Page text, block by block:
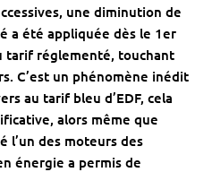
une diminution de
a été appliquée dès le 1er
tarif réglementé, touchant
C’est un phénomène inédit
au tarif bleu d’EDF, cela
alors même que
l’un des moteurs des
énergie a permis de